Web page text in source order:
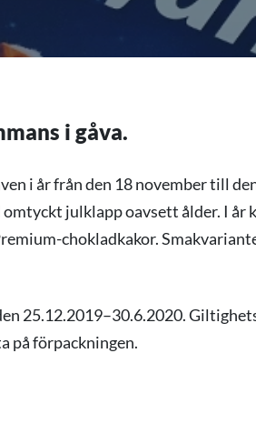
i gåva.
i år från den 18 november till
julklapp oavsett ålder. I år
chokladkakor.
25.12.2019–30.6.2020.
på förpackningen.